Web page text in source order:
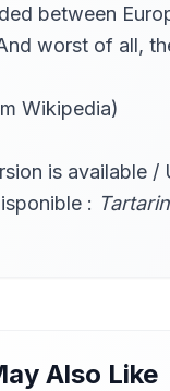
Grégory du
le nom de ton père, ...
ben Tart'ri
écrit de Tarascon
de lions
between
worst of all,
Wikipedia)
is available /
:
Also Like